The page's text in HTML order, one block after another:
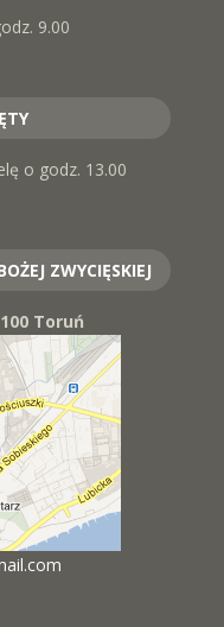
9.00
o godz. 13.00
ZWYCIĘSKIEJ
Toruń